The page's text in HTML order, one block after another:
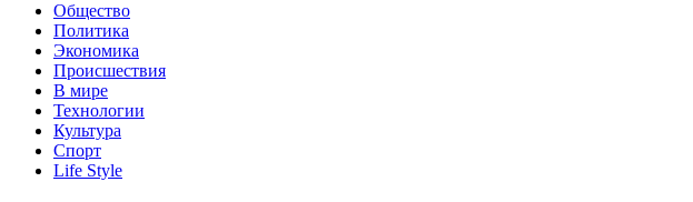
Общество
Политика
Экономика
Происшествия
В мире
Технологии
Культура
Спорт
Life Style